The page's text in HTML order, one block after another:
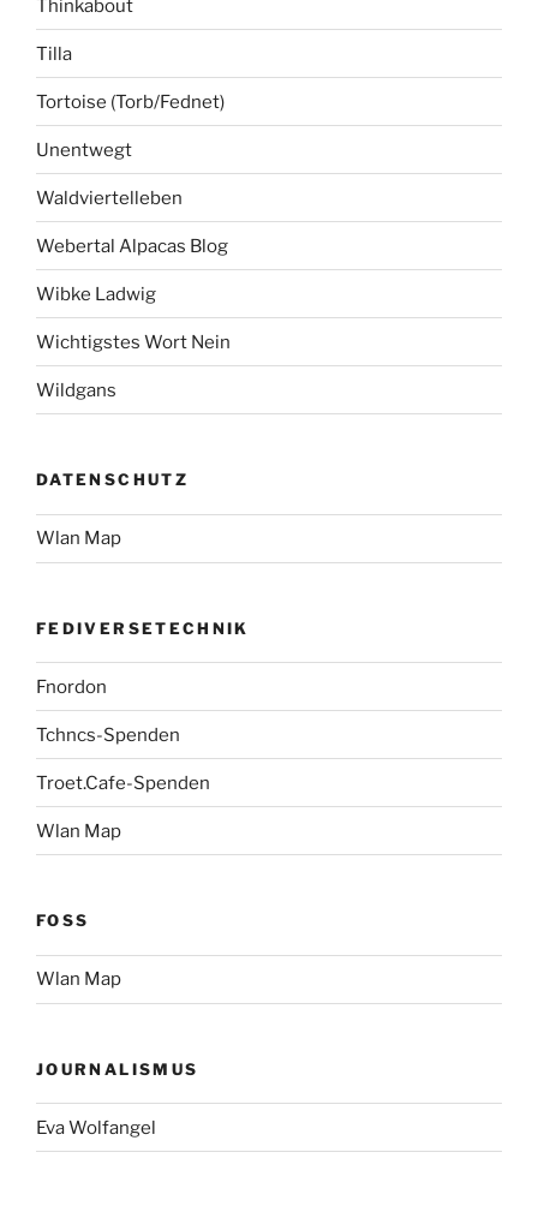
Thinkabout
Tilla
Tortoise (Torb/Fednet)
Unentwegt
Waldviertelleben
Webertal Alpacas Blog
Wibke Ladwig
Wichtigstes Wort Nein
Wildgans
DATENSCHUTZ
Wlan Map
FEDIVERSETECHNIK
Fnordon
Tchncs-Spenden
Troet.Cafe-Spenden
Wlan Map
FOSS
Wlan Map
JOURNALISMUS
Eva Wolfangel